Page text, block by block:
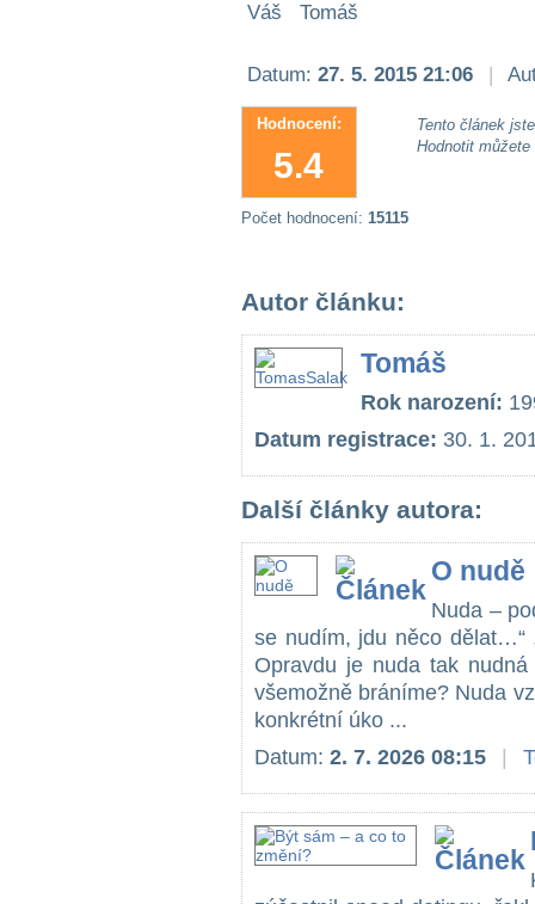
Váš Tomáš
Datum: 27. 5. 2015 21:06 |
Hodnocení:
5.4
Tento článek
Hodnotit
Počet hodnocení: 15115
Autor článku:
Tomáš
Rok narození:
Datum registrace: 30. 1.
Další články autora:
O nudě
Nuda –
se nudím, jdu něco dělat…“
Opravdu je nuda tak
všemožně bráníme? Nuda
konkrétní úko ...
Datum: 2. 7. 2026 08:15